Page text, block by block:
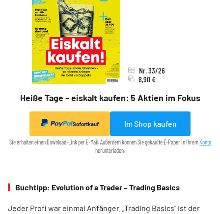
Heiße Tage – eiskalt kaufen: 5 Aktien im Fokus
Nr. 33/26
8,90 €
Sofortkauf Im Shop kaufen
Sie erhalten einen Download-Link per E-Mail. Außerdem können Sie gekaufte E-Paper in Ihrem Konto
herunterladen.
Buchtipp: Evolution of a Trader – Trading Basics
Jeder Profi war einmal Anfänger. „Trading Basics“ ist der